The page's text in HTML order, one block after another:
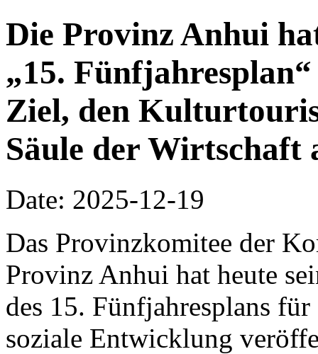
Die Provinz Anhui
„15.
Ziel, den
Säule der Wirtschaft
Date: 2025-12-19
Das Provinzkomitee der
Provinz Anhui hat heute
des 15. Fünfjahresplans
soziale Entwicklung